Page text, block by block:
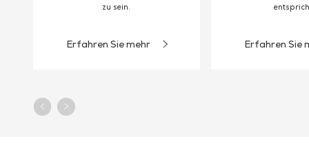
zu sein.
Erfahren Sie mehr Erfahren Sie